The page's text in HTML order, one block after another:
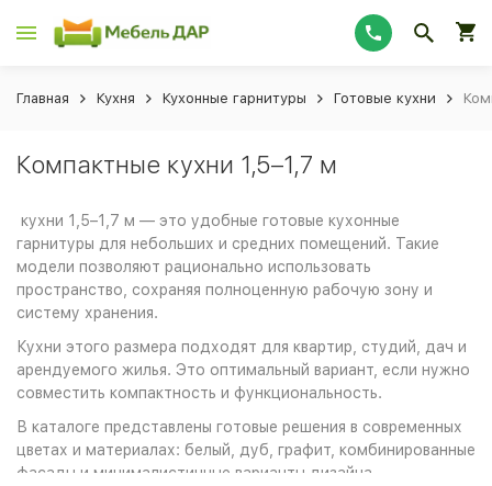
Главная Кухня Кухонные гарнитуры Готовые кухни
Компактные кухни 1,5–1,7 м
кухни 1,5–1,7 м — это удобные готовые кухонные
гарнитуры для небольших и средних помещений. Такие
модели позволяют рационально использовать
пространство, сохраняя полноценную рабочую зону и
систему хранения.
Кухни этого размера подходят для квартир, студий, дач и
арендуемого жилья. Это оптимальный вариант, если нужно
совместить компактность и функциональность.
В каталоге представлены готовые решения в современных
цветах и материалах: белый, дуб, графит, комбинированные
фасады и минималистичные варианты дизайна.